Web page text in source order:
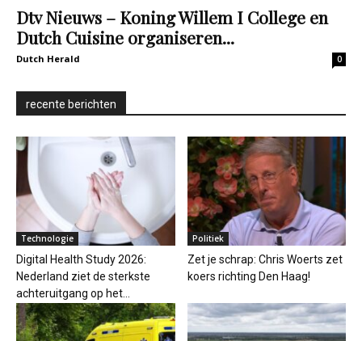
Dtv Nieuws – Koning Willem I College en
Dutch Cuisine organiseren...
Dutch Herald 0
recente berichten
Technologie
Digital Health Study 2026:
Nederland ziet de sterkste
achteruitgang op het...
Politiek
Zet je schrap: Chris Woerts zet
koers richting Den Haag!